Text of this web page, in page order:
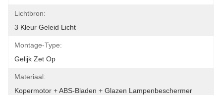
Lichtbron:
3 Kleur Geleid Licht
Montage-Type:
Gelijk Zet Op
Materiaal:
Kopermotor + ABS-Bladen + Glazen Lampenbeschermer